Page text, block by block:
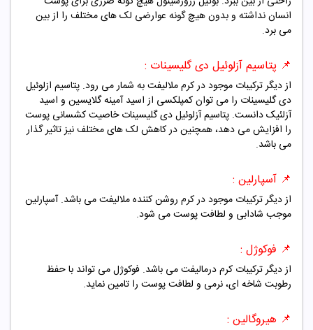
انسان نداشته و بدون هیچ گونه عوارضی لک های مختلف را از بین
می برد.
📌 پتاسیم آزلوئیل دی گلیسینات :
از دیگر ترکیبات موجود در کرم ملالیفت به شمار می رود. پتاسیم ازلوئیل
دی گلیسینات را می توان کمپلکسی از اسید آمینه گلایسین و اسید
آزلئیک دانست. پتاسیم آزلوئیل دی گلیسینات خاصیت کشسانی پوست
را افزایش می دهد، همچنین در کاهش لک های مختلف نیز تاثیر گذار
می باشد.
📌 آسپارلین :
از دیگر ترکیبات موجود در کرم روشن کننده ملالیفت می باشد. آسپارلین
موجب شادابی و لطافت پوست می شود.
📌 فوکوژل :
از دیگر ترکیبات کرم درمالیفت می باشد. فوکوژل می تواند با حفظ
رطوبت شاخه ای، نرمی و لطافت پوست را تامین نماید.
📌 هیروگالین :